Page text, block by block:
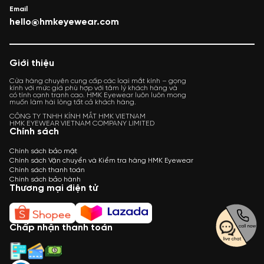
Email
hello@hmkeyewear.com
Giới thiệu
Cửa hàng chuyên cung cấp các loại mắt kính – gọng
kính với mức giá phù hợp với tâm lý khách hàng và
có tính cạnh tranh cao. HMK Eyewear luôn luôn mong
muốn làm hài lòng tất cả khách hàng.
CÔNG TY TNHH KÍNH MẮT HMK VIETNAM
HMK EYEWEAR VIETNAM COMPANY LIMITED
Chính sách
Chính sách bảo mật
Chính sách Vận chuyển và Kiểm tra hàng HMK Eyewear
Chính sách thanh toán
Chính sách bảo hành
Thương mại điện tử
Chấp nhận thanh toán